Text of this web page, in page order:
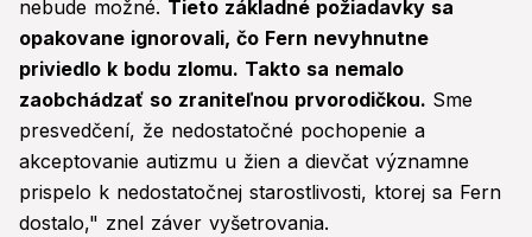
nebude možné. Tieto základné požiadavky sa
opakovane ignorovali, čo Fern nevyhnutne
priviedlo k bodu zlomu. Takto sa nemalo
zaobchádzať so zraniteľnou prvorodičkou. Sme
presvedčení, že nedostatočné pochopenie a
akceptovanie autizmu u žien a dievčat významne
prispelo k nedostatočnej starostlivosti, ktorej sa Fern
dostalo," znel záver vyšetrovania.